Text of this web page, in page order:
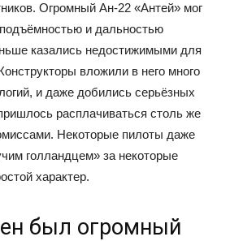
Огромный Ан-22 «Антей» мог
и дальностью
казались недостижимыми для
вложили в него много
и даже добились серьёзных
расплачиваться столь же
Некоторые пилоты даже
голландцем» за некоторые
характер.
был огромный